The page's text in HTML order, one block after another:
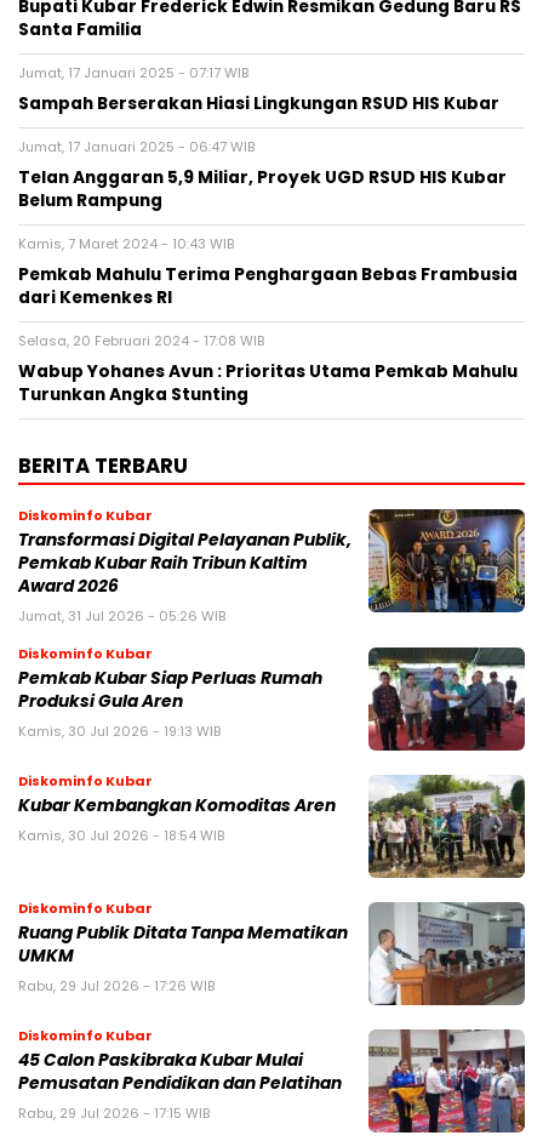
Bupati Kubar Frederick Edwin Resmikan Gedung Baru RS
Santa Familia
Jumat, 17 Januari 2025 - 07:17 WIB
Sampah Berserakan Hiasi Lingkungan RSUD HIS Kubar
Jumat, 17 Januari 2025 - 06:47 WIB
Telan Anggaran 5,9 Miliar, Proyek UGD RSUD HIS Kubar
Belum Rampung
Kamis, 7 Maret 2024 - 10:43 WIB
Pemkab Mahulu Terima Penghargaan Bebas Frambusia
dari Kemenkes RI
Selasa, 20 Februari 2024 - 17:08 WIB
Wabup Yohanes Avun : Prioritas Utama Pemkab Mahulu
Turunkan Angka Stunting
BERITA TERBARU
Diskominfo Kubar
Transformasi Digital Pelayanan Publik,
Pemkab Kubar Raih Tribun Kaltim
Award 2026
Jumat, 31 Jul 2026 - 05:26 WIB
Diskominfo Kubar
Pemkab Kubar Siap Perluas Rumah
Produksi Gula Aren
Kamis, 30 Jul 2026 - 19:13 WIB
Diskominfo Kubar
Kubar Kembangkan Komoditas Aren
Kamis, 30 Jul 2026 - 18:54 WIB
Diskominfo Kubar
Ruang Publik Ditata Tanpa Mematikan
UMKM
Rabu, 29 Jul 2026 - 17:26 WIB
Diskominfo Kubar
45 Calon Paskibraka Kubar Mulai
Pemusatan Pendidikan dan Pelatihan
Rabu, 29 Jul 2026 - 17:15 WIB